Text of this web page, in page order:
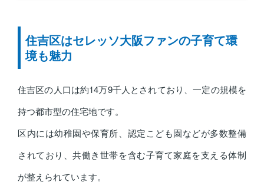
住吉区はセレッソ大阪ファンの子育て環
境も魅力
住吉区の人口は約14万9千人とされており、一定の規模を
持つ都市型の住宅地です。
区内には幼稚園や保育所、認定こども園などが多数整備
されており、共働き世帯を含む子育て家庭を支える体制
が整えられています。